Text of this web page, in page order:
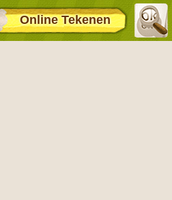
Online Tekenen